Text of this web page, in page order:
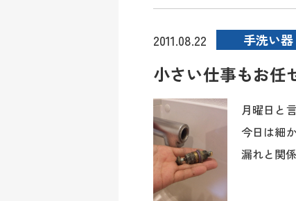
2011.08.22 手洗い器
小さい仕事もお任
月曜日と
今日は細
漏れと関